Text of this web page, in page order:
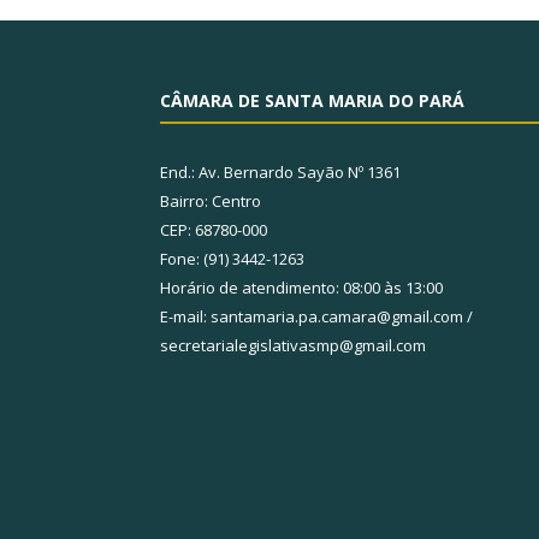
CÂMARA DE SANTA MARIA DO PARÁ
End.: Av. Bernardo Sayão Nº 1361
Bairro: Centro
CEP: 68780-000
Fone: (91) 3442-1263
Horário de atendimento: 08:00 às 13:00
E-mail: santamaria.pa.camara@gmail.com /
secretarialegislativasmp@gmail.com